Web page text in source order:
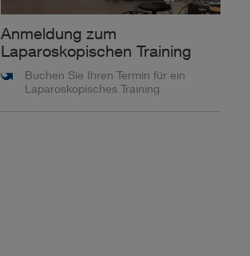
Anmeldung zum
Laparoskopischen Training
Buchen Sie Ihren Termin für ein
Laparoskopisches Training